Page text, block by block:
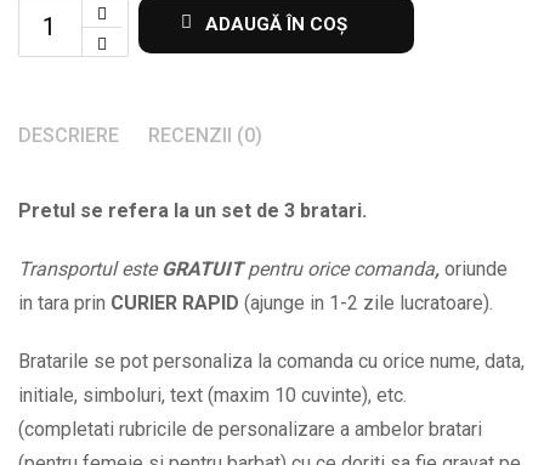
Set
pentru
cu
la
alegere
BPC066
quantity
ADAUGĂ ÎN COȘ
DESCRIERE RECENZII (0)
Pretul se refera la un set de 3 bratari.
Transportul esteGRATUITpentru orice comanda, oriunde
in tara prin CURIER RAPID (ajunge in 1-2 zile lucratoare).
Bratarile se pot personaliza la comanda cu orice nume, data,
initiale, simboluri, text (maxim 10 cuvinte), etc.
(completati rubricile de personalizare a ambelor bratari